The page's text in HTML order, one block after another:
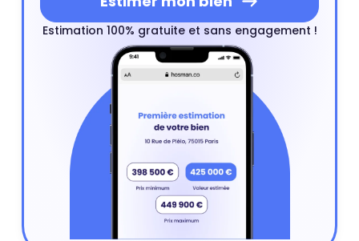
Estimation 100% gratuite et sans engagement !